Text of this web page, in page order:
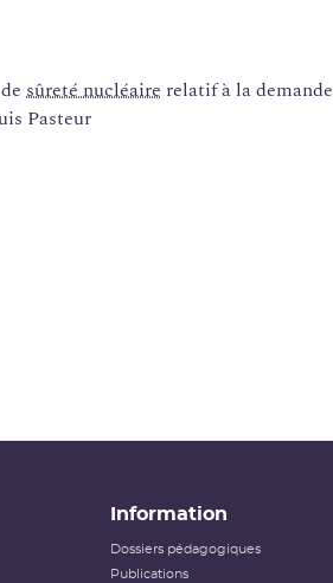
sûreté nucléaire relatif à la demande
Pasteur
Information
Dossiers pédagogiques
Publications